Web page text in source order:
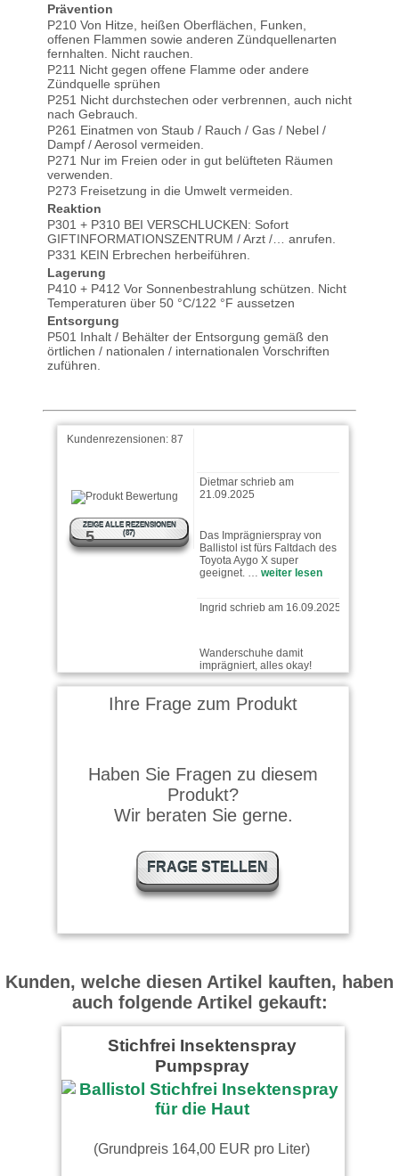
Prävention
P210 Von Hitze, heißen Oberflächen, Funken,
offenen Flammen sowie anderen Zündquellenarten
fernhalten. Nicht rauchen.
P211 Nicht gegen offene Flamme oder andere
Zündquelle sprühen
P251 Nicht durchstechen oder verbrennen, auch nicht
nach Gebrauch.
P261 Einatmen von Staub / Rauch / Gas / Nebel /
Dampf / Aerosol vermeiden.
P271 Nur im Freien oder in gut belüfteten Räumen
verwenden.
P273 Freisetzung in die Umwelt vermeiden.
Reaktion
P301 + P310 BEI VERSCHLUCKEN: Sofort
GIFTINFORMATIONSZENTRUM / Arzt /… anrufen.
P331 KEIN Erbrechen herbeiführen.
Lagerung
P410 + P412 Vor Sonnenbestrahlung schützen. Nicht
Temperaturen über 50 °C/122 °F aussetzen
Entsorgung
P501 Inhalt / Behälter der Entsorgung gemäß den
örtlichen / nationalen / internationalen Vorschriften
zuführen.
Kundenrezensionen: 87
5
ZEIGE ALLE REZENSIONEN
(87)
Ein Top - Produkt aus dem
guten Produkteigenschaften
Toyota Aygo X super
geeignet. …weiter lesen
Ingrid schrieb am 16.09.2025
Bertl schrieb am 03.02.2025
thomas schrieb am
Top Produkt
Top Qualität kann ich nur
empfehlen.
schnell gerne wieder.
der_fotograf schrieb am
08.07.2024
Goretex-Jacke,
Schlechtwetterstiefel mit
Ihre Frage zum Produkt
Haben Sie Fragen zu diesem
Produkt?
Wir beraten Sie gerne.
FRAGE STELLEN
Kunden, welche diesen Artikel kauften, haben
auch folgende Artikel gekauft:
Stichfrei Insektenspray
Pumpspray
(Grundpreis 164,00 EUR pro Liter)